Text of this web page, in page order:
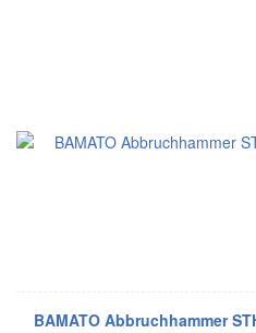
BAMATO Abbruchhammer